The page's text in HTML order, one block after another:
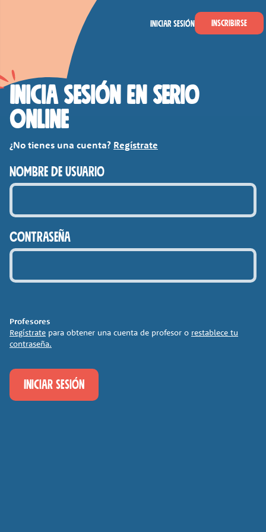
Saltar al contenido principal
Iniciar sesión Inscribirse
Inicia sesión En Serio
Online
¿No tienes una cuenta? Regístrate
Nombre de usuario
Contraseña
Profesores
Regístrate para obtener una cuenta de profesor o restablece tu
contraseña.